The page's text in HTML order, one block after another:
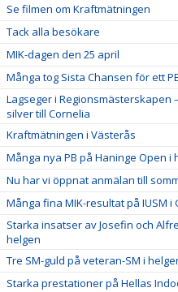
Se filmen om Kraftmätningen
Tack alla besökare
MIK-dagen den 25 april
Många tog Sista Chansen för ett
Lagseger i Regionsmästerskapen
silver till Cornelia
Kraftmätningen i Västerås
Många nya PB på Haninge Open i
Nu har vi öppnat anmälan till
Många fina MIK-resultat på IUSM i
Starka insatser av Josefin och
helgen
Tre SM-guld på veteran-SM i
Starka prestationer på Hellas